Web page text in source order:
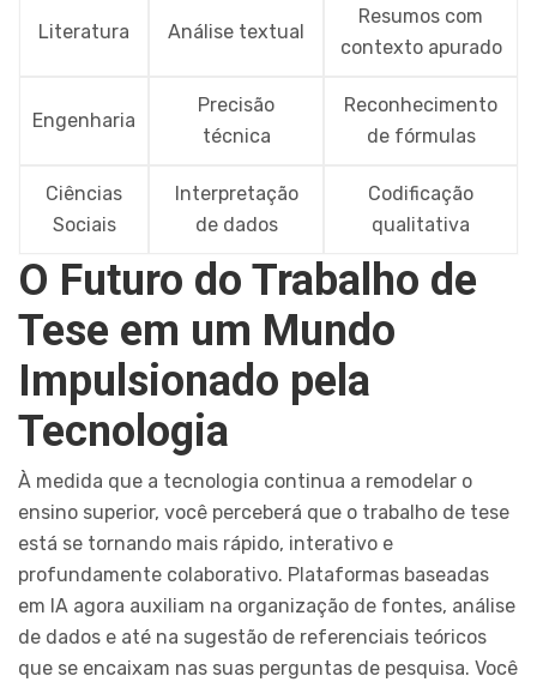
Literatura Análise textual
Resumos com
contexto apurado
Engenharia
Precisão
técnica
Reconhecimento
de fórmulas
Ciências
Sociais
Interpretação
de dados
Codificação
qualitativa
O Futuro do Trabalho de
Tese em um Mundo
Impulsionado pela
Tecnologia
À medida que a tecnologia continua a remodelar o
ensino superior, você perceberá que o trabalho de tese
está se tornando mais rápido, interativo e
profundamente colaborativo. Plataformas baseadas
em IA agora auxiliam na organização de fontes, análise
de dados e até na sugestão de referenciais teóricos
que se encaixam nas suas perguntas de pesquisa. Você